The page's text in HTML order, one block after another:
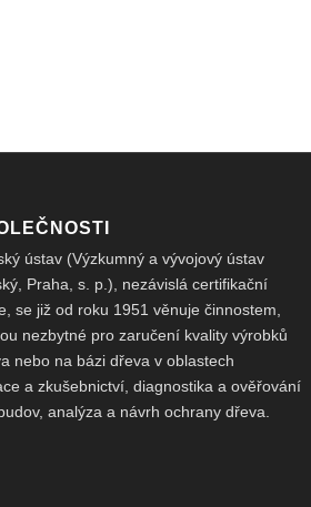
ústav (Výzkumný a vývojový ústav
Praha, s. p.), nezávislá certifikační
se již od roku 1951 věnuje činnostem,
nezbytné pro zaručení kvality výrobků
nebo na bázi dřeva v oblastech
a zkušebnictví, diagnostika a ověřování
analýza a návrh ochrany dřeva.